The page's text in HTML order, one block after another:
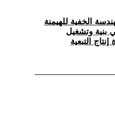
الخفية للهيمنة
بنية وتشغيل
التبعية